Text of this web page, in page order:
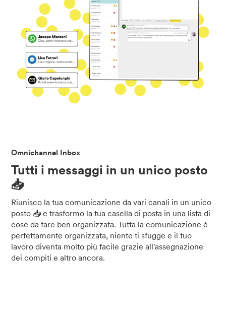
Omnichannel Inbox
Tutti i messaggi in un unico posto
📥
Riunisco la tua comunicazione da vari canali in un unico
posto 📥 e trasformo la tua casella di posta in una lista di
cose da fare ben organizzata. Tutta la comunicazione è
perfettamente organizzata, niente ti sfugge e il tuo
lavoro diventa molto più facile grazie all'assegnazione
dei compiti e altro ancora.